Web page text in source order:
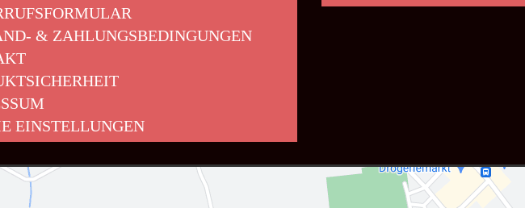
& ZAHLUNGSBEDINGUNGEN
EINSTELLUNGEN